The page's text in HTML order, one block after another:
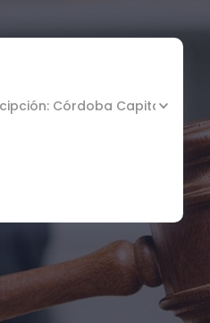
Córdoba Capital